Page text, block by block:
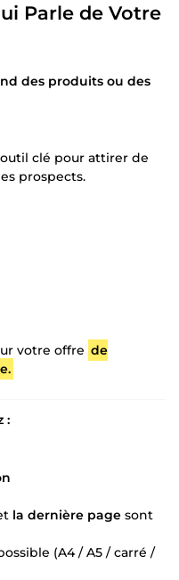
Parle de Votre
des produits ou des
clé pour attirer de
prospects.
votre offre de
:
la dernière page sont
(A4 / A5 / carré /